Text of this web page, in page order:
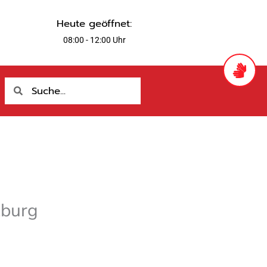
Heute geöffnet:
08:00 - 12:00 Uhr
Suche